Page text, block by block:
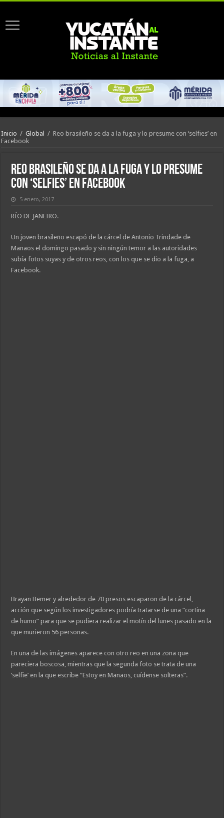
Inicio / Global / Reo brasileño se da a la fuga y lo presume con ‘selfies’ en
Facebook
Reo brasileño se da a la fuga y lo presume
con ‘selfies’ en Facebook
5 enero, 2017
RÍO DE JANEIRO.
Un joven brasileño escapó de la cárcel de Antonio Trindade de
Manaos el domingo pasado y sin ningún temor a las autoridades
subía fotos suyas y de otros reos, con los que se dio a la fuga, a
Facebook.
Brayan Bemer y alrededor de 70 presos escaparon de la cárcel,
acción que según los investigadores podría tratarse de una “cortina
de humo” para que se pudiera realizar el motín del lunes pasado en la
que murieron 56 personas.
En una de las imágenes aparece con otro reo en una zona que
pareciera boscosa, mientras que la segunda foto se trata de una
‘selfie’ en la que escribe “Estoy en Manaos, cuídense solteras”.